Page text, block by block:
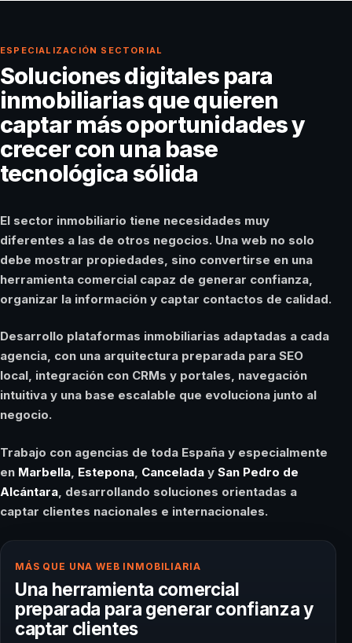
ESPECIALIZACIÓN SECTORIAL
Soluciones digitales para
inmobiliarias que quieren
captar más oportunidades y
crecer con una base
tecnológica sólida
El sector inmobiliario tiene necesidades muy
diferentes a las de otros negocios. Una web no solo
debe mostrar propiedades, sino convertirse en una
herramienta comercial capaz de generar confianza,
organizar la información y captar contactos de calidad.
Desarrollo plataformas inmobiliarias adaptadas a cada
agencia, con una arquitectura preparada para SEO
local, integración con CRMs y portales, navegación
intuitiva y una base escalable que evoluciona junto al
negocio.
Trabajo con agencias de toda España y especialmente
en Marbella Estepona Cancelada y San Pedro de
Alcántara , desarrollando soluciones orientadas a
captar clientes nacionales e internacionales.
MÁS QUE UNA WEB INMOBILIARIA
Una herramienta comercial
preparada para generar confianza y
captar clientes